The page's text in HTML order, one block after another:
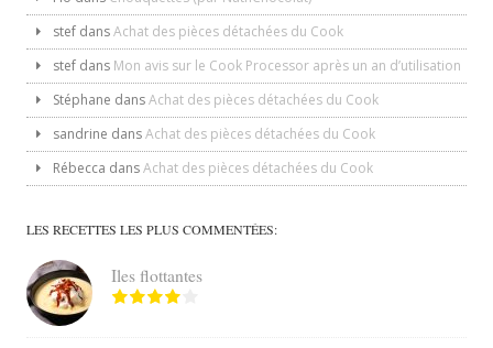
stef dansAchat des pièces détachées du Cook
stef dans Mon avis sur le Cook Processor après un an d’utilisation
Stéphane dansAchat des pièces détachées du Cook
sandrine dansAchat des pièces détachées du Cook
Rébecca dansAchat des pièces détachées du Cook
LES RECETTES LES PLUS COMMENTÉES:
Iles flottantes